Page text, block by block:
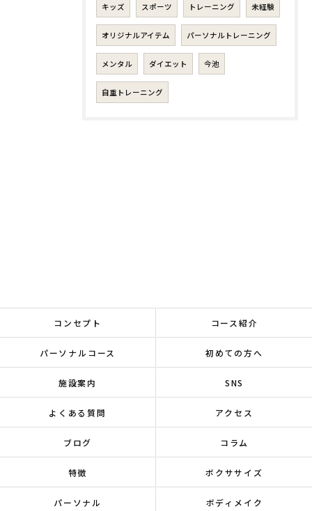
キッズ スポーツ トレーニング 未経験
オリジナルアイテム パーソナルトレーニング
メンタル ダイエット 今池
自重トレーニング
コンセプト コース紹介
パーソナルコース 初めての方へ
施設案内 SNS
よくある質問 アクセス
ブログ コラム
特徴 ボクササイズ
パーソナル ボディメイク